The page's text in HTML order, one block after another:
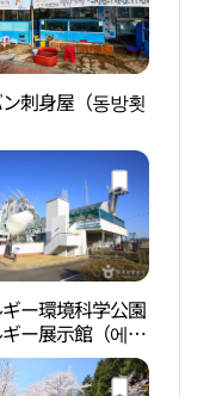
ン刺身屋（동방횟
ー環境科学公園
ー展示館（에너
학공원 에너지